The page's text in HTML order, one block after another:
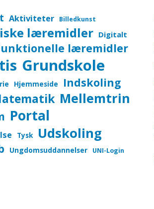
Aktiviteter Billedkunst
læremidler Digitalt
læremidler
Grundskole
Hjemmeside Indskoling
Mellemtrin
Portal
Tysk Udskoling
Ungdomsuddannelser
UNI-Login